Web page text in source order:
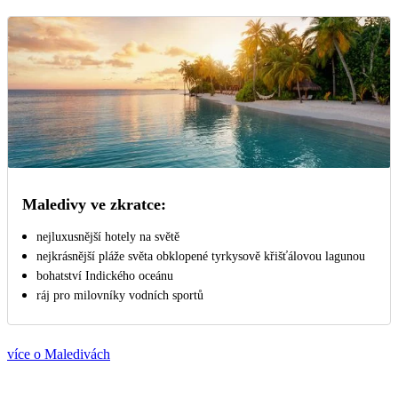
Maledivy ve zkratce:
nejluxusnější hotely na světě
nejkrásnější pláže světa obklopené tyrkysově křišťálovou lagunou
bohatství Indického oceánu
ráj pro milovníky vodních sportů
více o Maledivách